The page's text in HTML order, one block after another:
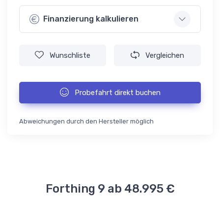
Finanzierung kalkulieren
Wunschliste Vergleichen
Probefahrt direkt buchen
Abweichungen durch den Hersteller möglich
Forthing 9 ab 48.995 €